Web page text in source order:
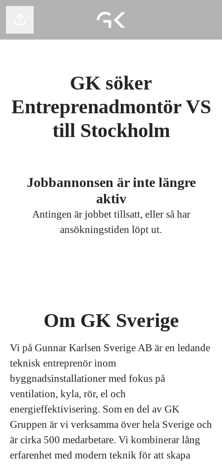
GK söker
Entreprenadmontör VS
till Stockholm
Jobbannonsen är inte längre
aktiv
Antingen är jobbet tillsatt, eller så har
ansökningstiden löpt ut.
Om GK Sverige
Vi på Gunnar Karlsen Sverige AB är en ledande
teknisk entreprenör inom
byggnadsinstallationer med fokus på
ventilation, kyla, rör, el och
energieffektivisering. Som en del av GK
Gruppen är vi verksamma över hela Sverige och
är cirka 500 medarbetare. Vi kombinerar lång
erfarenhet med modern teknik för att skapa